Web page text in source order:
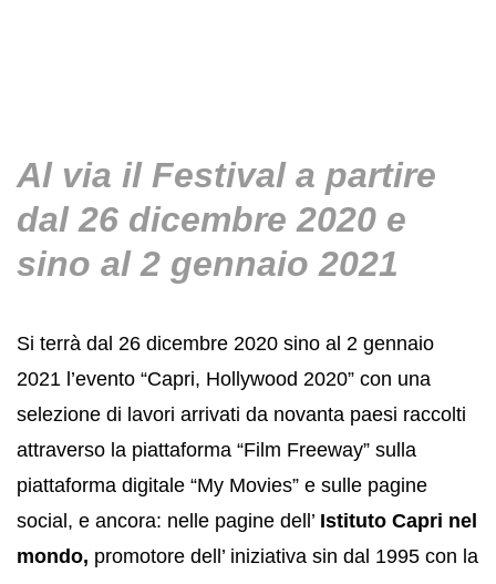
Al via il Festival a partire
dal 26 dicembre 2020 e
sino al 2 gennaio 2021
Si terrà dal 26 dicembre 2020 sino al 2 gennaio
2021 l’evento “Capri, Hollywood 2020” con una
selezione di lavori arrivati da novanta paesi raccolti
attraverso la piattaforma “Film Freeway” sulla
piattaforma digitale “My Movies” e sulle pagine
social, e ancora: nelle pagine dell’ Istituto Capri nel
mondo, promotore dell’ iniziativa sin dal 1995 con la